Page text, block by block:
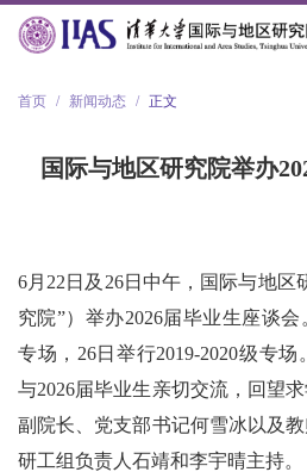
首页 / 新闻动态 / 正文
国际与地区研究院举办
6月22日及26日中午，国际与地区
究院”）举办2026届毕业生座谈
专场，26日举行2019-2020级专
与2026届毕业生亲切交流，回望
副院长、党支部书记何雪冰以及
研工组负责人石靖和李宇晴主持。